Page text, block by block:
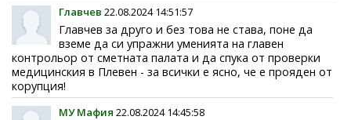
Главчев 22.08.2024 14:51:57
Главчев за друго и без това не става, поне да
вземе да си упражни уменията на главен
контрольор от сметната палата и да спука от проверки
медицинския в Плевен - за всички е ясно, че е прояден от
корупция!
МУ Мафия 22.08.2024 14:45:58